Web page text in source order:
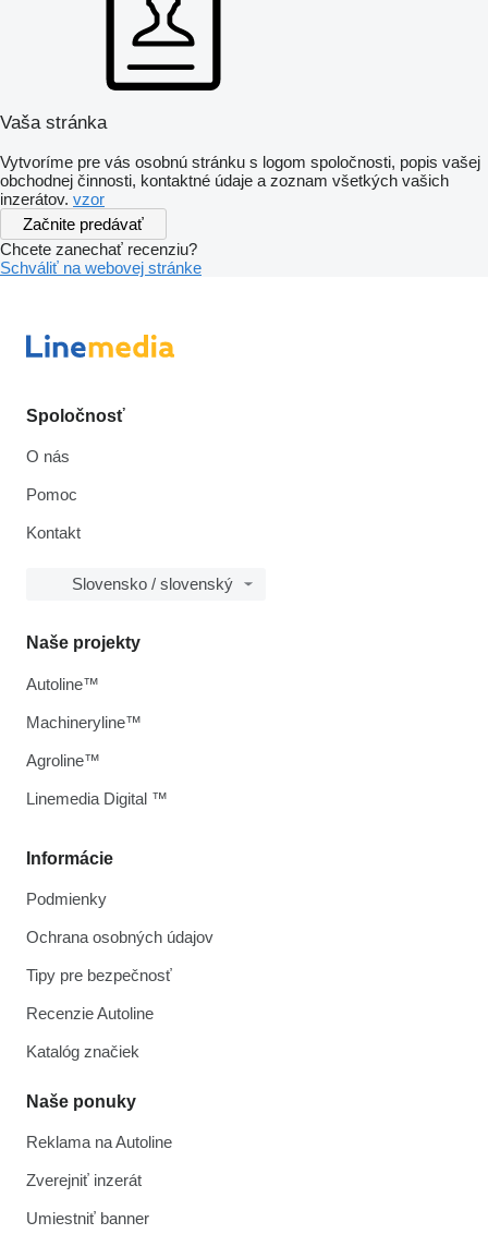
Vaša stránka
Vytvoríme pre vás osobnú stránku s logom spoločnosti, popis vašej
obchodnej činnosti, kontaktné údaje a zoznam všetkých vašich
inzerátov. vzor
Začnite predávať
Chcete zanechať recenziu?
Schváliť na webovej stránke
Spoločnosť
O nás
Pomoc
Kontakt
Slovensko / slovenský
Informácie
Podmienky
Ochrana osobných údajov
Tipy pre bezpečnosť
Recenzie Autoline
Katalóg značiek
Naše ponuky
Reklama na Autoline
Zverejniť inzerát
Umiestniť banner
Naše projekty
Autoline™
Machineryline™
Agroline™
Linemedia Digital ™